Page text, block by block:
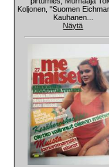
Koljonen, "Suomen
Kauhanen...
Näytä